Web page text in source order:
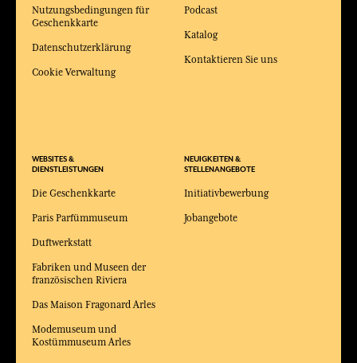
Nutzungsbedingungen für
Geschenkkarte
Datenschutzerklärung
Cookie Verwaltung
WEBSITES &
DIENSTLEISTUNGEN
Die Geschenkkarte
Paris Parfümmuseum
Duftwerkstatt
Fabriken und Museen der
französischen Riviera
Das Maison Fragonard Arles
Modemuseum und
Kostümmuseum Arles
Podcast
Katalog
Kontaktieren Sie uns
NEUIGKEITEN &
STELLENANGEBOTE
Initiativbewerbung
Jobangebote